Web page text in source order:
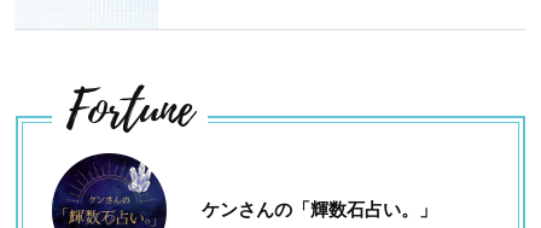
Fortune
ケンさんの「輝数石占い。」